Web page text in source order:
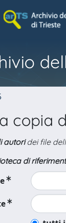
copia
autoridei file
di